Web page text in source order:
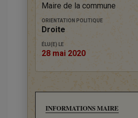
Maire de la commune
ORIENTATION POLITIQUE
Droite
ÉLU(E) LE
28 mai 2020
INFORMATIONS MAIRE